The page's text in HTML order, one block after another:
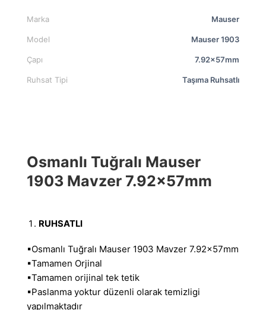
Marka Mauser
Model Mauser 1903
Çapı 7.92x57mm
Ruhsat Tipi Taşıma Ruhsatlı
Osmanlı Tuğralı Mauser
1903 Mavzer 7.92x57mm
RUHSATLI
▪︎Osmanlı Tuğralı Mauser 1903 Mavzer 7.92x57mm
▪︎Tamamen Orjinal
▪︎Tamamen orijinal tek tetik
▪︎Paslanma yoktur düzenli olarak temizligi
yapılmaktadır